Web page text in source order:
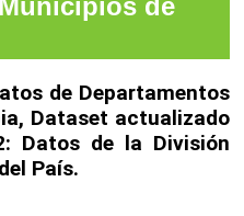
de Departamentos
Dataset actualizado
Datos de la División
País.